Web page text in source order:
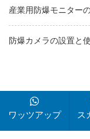
産業用防爆モニター
防爆カメラの設置と
Copyright © 2019-
ワッツアップ ス